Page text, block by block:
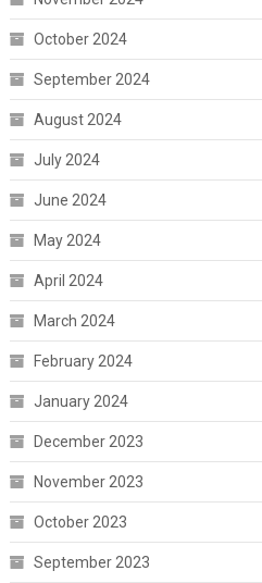
October 2024
September 2024
August 2024
July 2024
June 2024
May 2024
April 2024
March 2024
February 2024
January 2024
December 2023
November 2023
October 2023
September 2023